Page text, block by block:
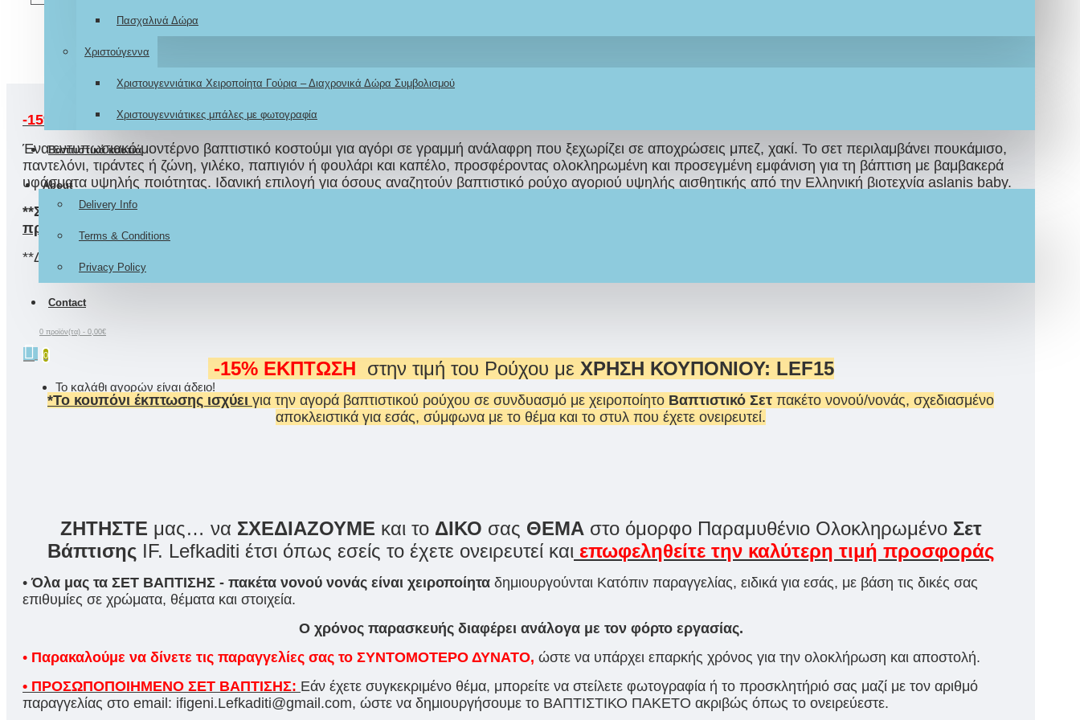
Πασχαλινά Δώρα
Χριστούγεννα
Χριστουγεννιάτικα Χειροποίητα Γούρια – Διαχρονικά Δώρα Συμβολισμού
Χριστουγεννιάτικες μπάλες με φωτογραφία
Βαπτιστικά κουτιά
About
Delivery Info
Terms & Conditions
Privacy Policy
Contact
0 προϊόν(τα) - 0,00€
0
Το καλάθι αγορών είναι άδειο!
-15% ΕΚΠΤΩΣΗστην τιμή μεΧΡΗΣΗ ΚΟΥΠΟΝΙΟΥ:
Ένα εντυπωσιακό μοντέρνο βαπτιστικό κοστούμι για αγόρι σε γραμμή ανάλαφρη που ξεχωρίζει σε αποχρώσεις μπεζ, χακί. Το σετ περιλαμβάνει πουκάμισο,
παντελόνι, τιράντες ή ζώνη, γιλέκο, παπιγιόν ή φουλάρι και καπέλο, προσφέροντας ολοκληρωμένη και προσεγμένη εμφάνιση για τη βάπτιση με βαμβακερά
υφάσματα υψηλής ποιότητας. Ιδανική επιλογή για όσους αναζητούν βαπτιστικό ρούχο αγοριού υψηλής αισθητικής από την Ελληνική βιοτεχνία aslanis baby.
**Συνδυάστετο με χειροποίητο
προσφοράς.
**Διαθέσιμο σε 4 μεγέθη: 9-12 μηνών, 12-18μηνών, 18-24μηνών, (36μηνών εξτρά χρέωση).
-15% ΕΚΠΤΩΣΗ στην τιμή του Ρούχου με ΧΡΗΣΗ ΚΟΥΠΟΝΙΟΥ: LEF15
*Το κουπόνι έκπτωσης ισχύει για την αγορά βαπτιστικού ρούχου σε συνδυασμό με χειροποίητο Βαπτιστικό Σετ πακέτο νονού/νονάς, σχεδιασμένο
αποκλειστικά για εσάς, σύμφωνα με το θέμα και το στυλ που έχετε ονειρευτεί.
ΖΗΤΗΣΤΕ μας… να ΣΧΕΔΙΑΖΟΥΜΕ και το ΔΙΚΟ σας ΘΕΜΑστο όμορφο Παραμυθένιο Ολοκληρωμένο Σετ
Βάπτισης IF. Lefkaditi έτσι όπως εσείς το έχετε ονειρευτεί και επωφεληθείτε την καλύτερη τιμή προσφοράς
•Όλα μας τα ΣΕΤ ΒΑΠΤΙΣΗΣ - πακέτα νονού νονάς είναι χειροποίητα δημιουργούνται Κατόπιν παραγγελίας, ειδικά για εσάς, με βάση τις δικές σας
επιθυμίες σε χρώματα, θέματα και στοιχεία.
Ο χρόνος παρασκευής διαφέρει ανάλογα με τον φόρτο εργασίας.
• Παρακαλούμε να δίνετε τις παραγγελίες σας το ΣΥΝΤΟΜΟΤΕΡΟ ΔΥΝΑΤΟ, ώστε να υπάρχει επαρκής χρόνος για την ολοκλήρωση και αποστολή.
• ΠΡΟΣΩΠΟΠΟΙΗΜΕΝΟ ΣΕΤ ΒΑΠΤΙΣΗΣ: Εάν έχετε συγκεκριμένο θέμα, μπορείτε να στείλετε φωτογραφία ή το προσκλητήριό σας μαζί με τον αριθμό
παραγγελίας στο email: ifigeni.Lefkaditi@gmail.com, ώστε να δημιουργήσουμε το ΒΑΠΤΙΣΤΙΚΟ ΠΑΚΕΤΟ ακριβώς όπως το ονειρεύεστε.